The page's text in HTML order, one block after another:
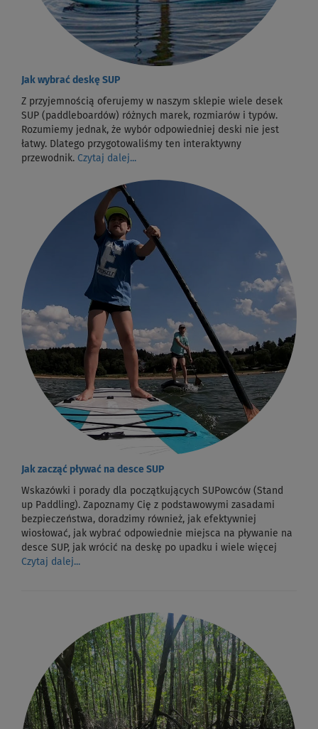
Jak wybrać deskę SUP
Z przyjemnością oferujemy w naszym sklepie wiele desek
SUP (paddleboardów) różnych marek, rozmiarów i typów.
Rozumiemy jednak, że wybór odpowiedniej deski nie jest
łatwy. Dlatego przygotowaliśmy ten interaktywny
przewodnik. Czytaj dalej...
Jak zacząć pływać na desce SUP
Wskazówki i porady dla początkujących SUPowców (Stand
up Paddling). Zapoznamy Cię z podstawowymi zasadami
bezpieczeństwa, doradzimy również, jak efektywniej
wiosłować, jak wybrać odpowiednie miejsca na pływanie na
desce SUP, jak wrócić na deskę po upadku i wiele więcej
Czytaj dalej...